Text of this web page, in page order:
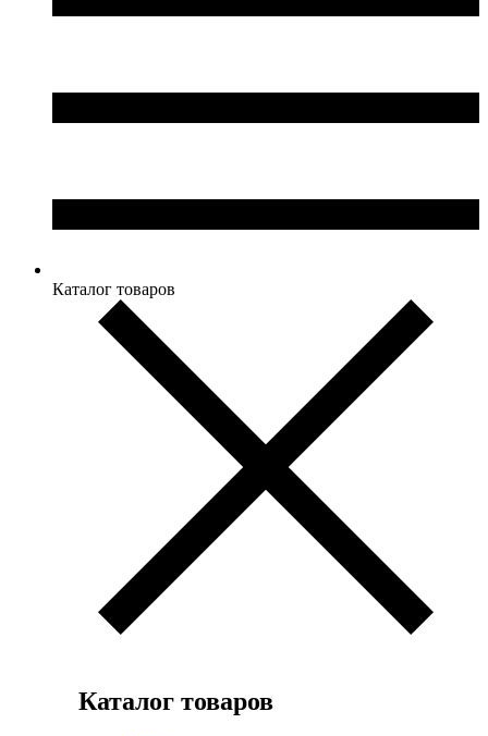
Каталог товаров
Каталог товаров